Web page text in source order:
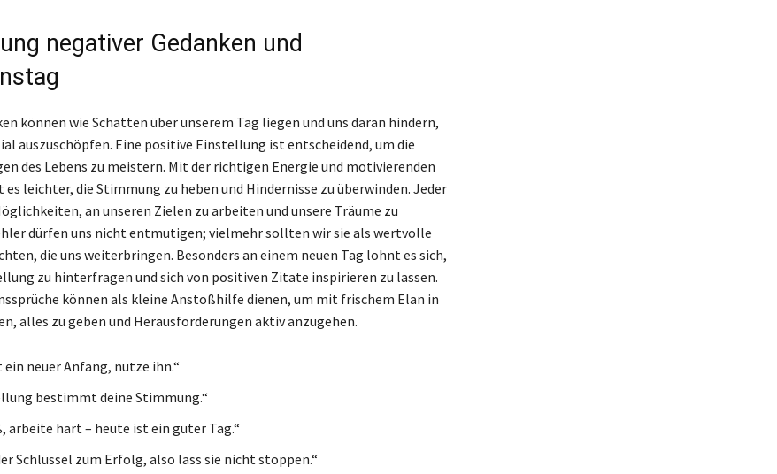
negativer Gedanken und
können wie Schatten über unserem Tag liegen und uns daran hindern,
auszuschöpfen. Eine positive Einstellung ist entscheidend, um die
des Lebens zu meistern. Mit der richtigen Energie und motivierenden
leichter, die Stimmung zu heben und Hindernisse zu überwinden. Jeder
an unseren Zielen zu arbeiten und unsere Träume zu
dürfen uns nicht entmutigen; vielmehr sollten wir sie als wertvolle
die uns weiterbringen. Besonders an einem neuen Tag lohnt es sich,
zu hinterfragen und sich von positiven Zitate inspirieren zu lassen.
können als kleine Anstoßhilfe dienen, um mit frischem Elan in
alles zu geben und Herausforderungen aktiv anzugehen.
ein neuer Anfang, nutze ihn.“
bestimmt deine Stimmung.“
arbeite hart – heute ist ein guter Tag.“
Schlüssel zum Erfolg, also lass sie nicht stoppen.“